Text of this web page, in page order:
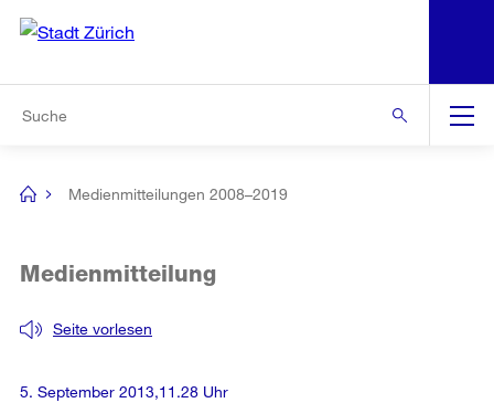
Navigation
[no
Medienmitteilungen 2008–2019
Seite vorlesen
Medienmitteilung
5. September 2013,11.28 Uhr